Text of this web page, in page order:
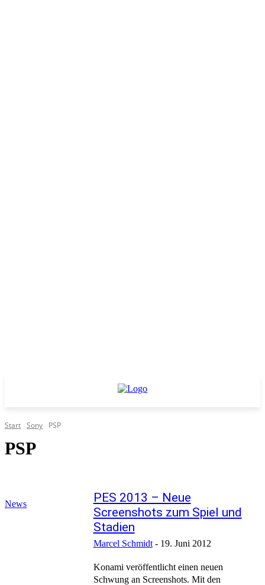
Start Sony PSP
PSP
News
PES 2013 – Neue
Screenshots zum Spiel und
Stadien
Marcel Schmidt - 19. Juni 2012
Konami veröffentlicht einen neuen
Schwung an Screenshots. Mit den